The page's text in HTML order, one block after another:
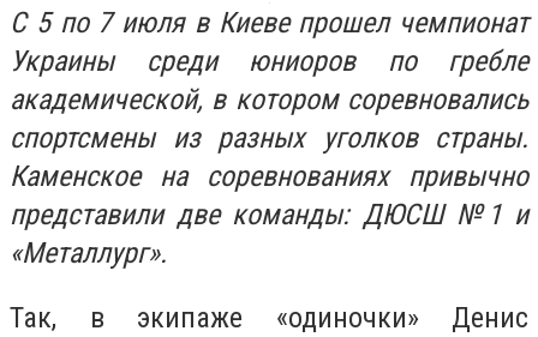
С 5 по 7 июля в Киеве прошел чемпионат
Украины среди юниоров по гребле
академической, в котором соревновались
спортсмены из разных уголков страны.
Каменское на соревнованиях привычно
представили две команды: ДЮСШ №1 и
«Металлург».
Так, в экипаже «одиночки» Денис